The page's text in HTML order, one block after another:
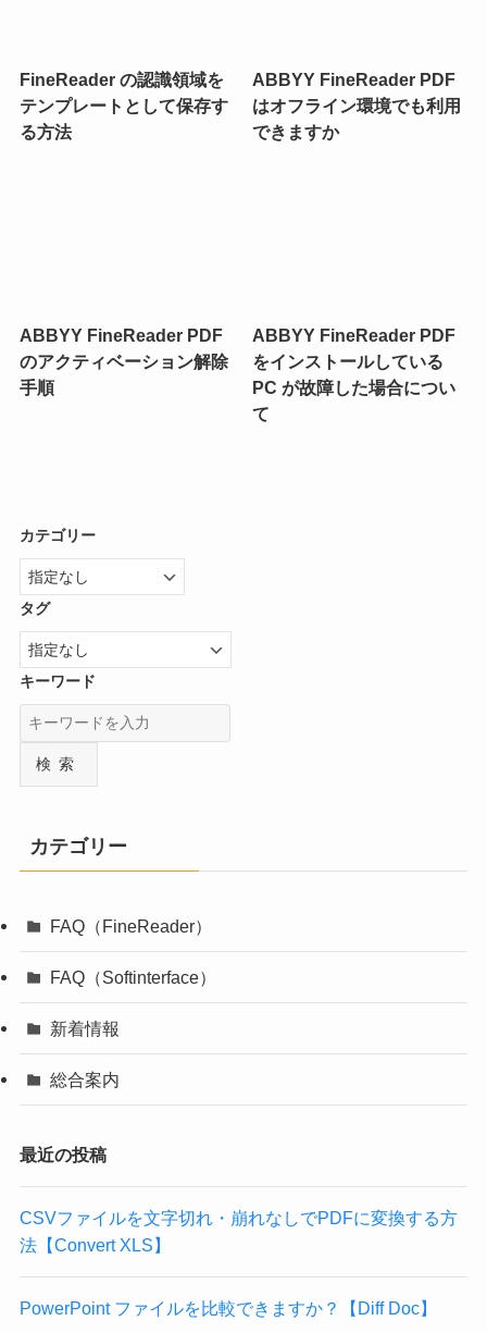
FineReader の認識領域を
テンプレートとして保存す
る方法
ABBYY FineReader PDF
はオフライン環境でも利用
できますか
ABBYY FineReader PDF
のアクティベーション解除
手順
ABBYY FineReader PDF
をインストールしている
PC が故障した場合につい
て
カテゴリー
タグ
キーワード
検索
カテゴリー
FAQ（FineReader）
FAQ（Softinterface）
新着情報
総合案内
最近の投稿
CSVファイルを文字切れ・崩れなしでPDFに変換する方
法【Convert XLS】
PowerPoint ファイルを比較できますか？【Diff Doc】